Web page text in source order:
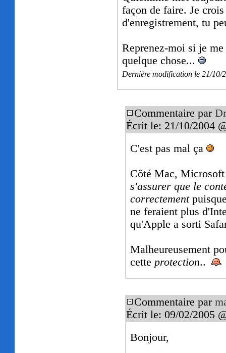
façon de faire. Je
d'enregistrement, tu
Reprenez-moi si je
quelque chose...
Dernière modification le 21/10/
Commentaire par
Écrit le: 21/10/2004
C'est pas mal ça
Côté Mac,
s'assurer que le
correctement
ne feraient plus
qu'Apple a sorti
Malheureusement
cette protection..
Commentaire par
Écrit le: 09/02/2005
Bonjour,